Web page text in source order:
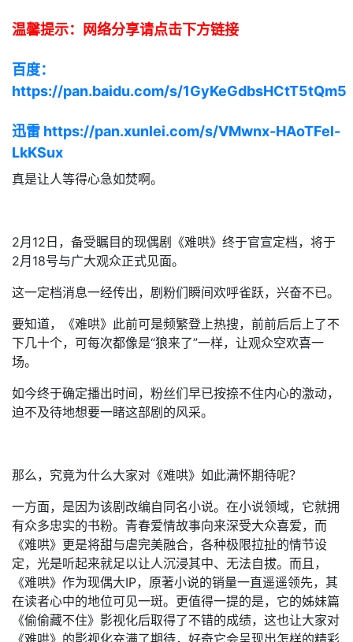
温馨提示：网络分享请点击下方链接
百度：
https://pan.baidu.com/s/1GyKeGdbsHCtT5tQm5
迅雷 https://pan.xunlei.com/s/VMwnx-HAoTFel-
LkKSux
真是让人等得心急如焚啊。
2月12日，备受瞩目的现偶剧《难哄》终于官宣定档，将于
2月18号与广大观众正式见面。
这一定档消息一经传出，剧粉们瞬间欢呼雀跃，兴奋不已。
要知道，《难哄》此前可是频繁登上热搜，前前后后上了不
下几十个，可每次都像是“狼来了”一样，让观众空欢喜一
场。
如今终于确定播出时间，粉丝们早已按捺不住内心的激动，
迫不及待地想要一睹这部剧的风采。
那么，究竟为什么大家对《难哄》如此满怀期待呢？
一方面，是因为该剧改编自同名小说。在小说领域，它就拥
有众多忠实的书粉。青春爱情故事向来深受大众喜爱，而
《难哄》更是将甜与虐完美融合，各种极限拉扯的情节设
定，光是听起来就足以让人沉浸其中、无法自拔。而且，
《难哄》作为现偶大IP，原著小说的销量一直遥遥领先，其
在读者心中的地位可见一斑。更值得一提的是，它的姊妹篇
《偷偷藏不住》影视化后取得了不错的成绩，这也让大家对
《难哄》的影视化充满了期待，好奇它会呈现出怎样的精彩